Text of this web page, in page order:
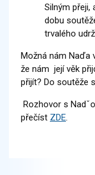
Silným přeji,
dobu
trvalého
Možná nám Naďa
že nám její věk
přijít? Do soutěže
Rozhovor s
přečíst ZDE.